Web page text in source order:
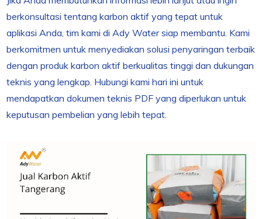
berkonsultasi tentang karbon aktif yang tepat untuk
aplikasi Anda, tim kami di Ady Water siap membantu. Kami
berkomitmen untuk menyediakan solusi penyaringan terbaik
dengan produk karbon aktif berkualitas tinggi dan dukungan
teknis yang lengkap. Hubungi kami hari ini untuk
mendapatkan dokumen teknis PDF yang diperlukan untuk
keputusan pembelian yang lebih tepat.